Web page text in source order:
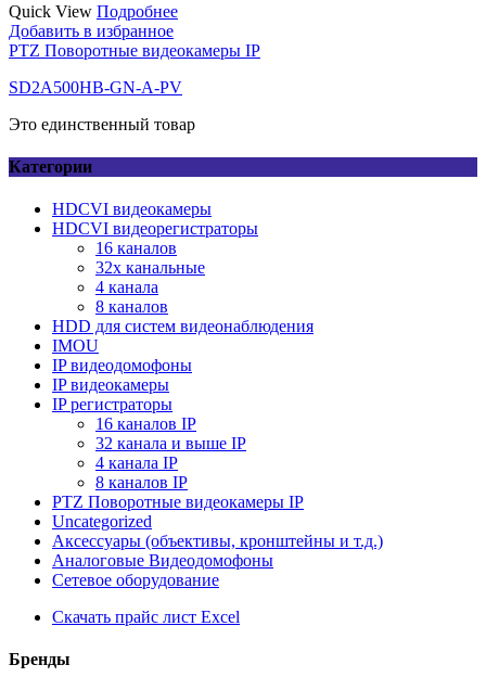
Quick View Подробнее
Добавить в избранное
PTZ Поворотные видеокамеры IP
SD2A500HB-GN-A-PV
Это единственный товар
Категории
HDCVI видеокамеры
HDCVI видеорегистраторы
16 каналов
32х канальные
4 канала
8 каналов
HDD для систем видеонаблюдения
IMOU
IP видеодомофоны
IP видеокамеры
IP регистраторы
16 каналов IР
32 канала и выше IР
4 канала IР
8 каналов IР
PTZ Поворотные видеокамеры IP
Uncategorized
Аксессуары (объективы, кронштейны и т.д.)
Аналоговые Видеодомофоны
Сетевое оборудование
Скачать прайс лист Excel
Бренды